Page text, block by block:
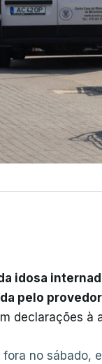
idosa
pelo
declarações à
fora no sábado,